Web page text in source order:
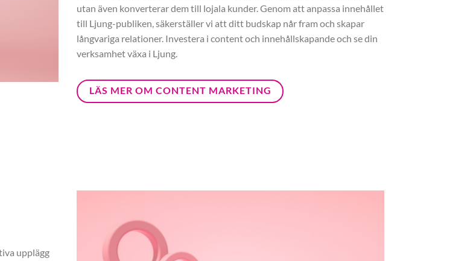
utan även konverterar dem till lojala kunder. Genom att anpassa innehållet
till Ljung-publiken, säkerställer vi att ditt budskap når fram och skapar
långvariga relationer. Investera i content och innehållskapande och se din
verksamhet växa i Ljung.
LÄS MER OM CONTENT MARKETING
upplägg